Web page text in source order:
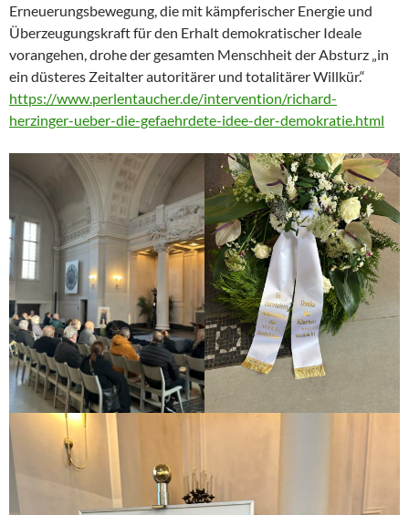
Erneuerungsbewegung, die mit kämpferischer Energie und
Überzeugungskraft für den Erhalt demokratischer Ideale
vorangehen, drohe der gesamten Menschheit der Absturz „in
ein düsteres Zeitalter autoritärer und totalitärer Willkür.“
https://www.perlentaucher.de/intervention/richard-
herzinger-ueber-die-gefaehrdete-idee-der-demokratie.html